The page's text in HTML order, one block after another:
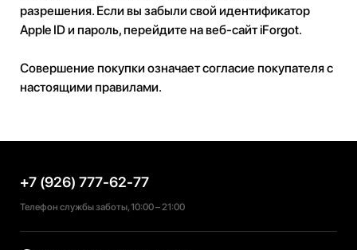
разрешения. Если вы забыли свой идентификатор
Apple ID и пароль, перейдите на веб-сайт iForgot.
Совершение покупки означает согласие покупателя с
настоящими правилами.
+7 (926) 777-62-77
Телефон службы заботы, 10:00 – 21:00